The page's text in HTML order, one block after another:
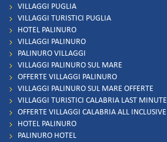
VILLAGGI PUGLIA
VILLAGGI TURISTICI PUGLIA
HOTEL PALINURO
VILLAGGI PALINURO
PALINURO VILLAGGI
VILLAGGI PALINURO SUL MARE
OFFERTE VILLAGGI PALINURO
VILLAGGI PALINURO SUL MARE OFFERTE
VILLAGGI TURISTICI CALABRIA LAST MINUTE
OFFERTE VILLAGGI CALABRIA ALL INCLUSIVE
HOTEL PALINURO
PALINURO HOTEL